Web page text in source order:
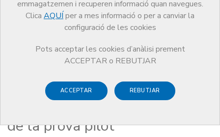
emmagatzemen i recuperen informació quan navegues.
Clica AQUÍ per a mes informació o per a canviar la
configuració de les cookies
Pots acceptar les cookies d’anàlisi prement
ACCEPTAR o REBUTJAR
ACCEPTAR REBUTJAR
Accés al portal de vot electrònic per als participants de la prova pilot
11 DE FEBRER DE 2014
Accés al portal de vot
de la prova pilot